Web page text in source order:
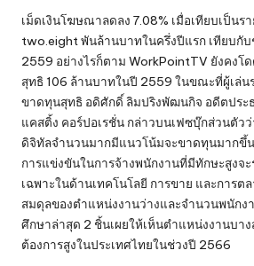
เม็ดเงินโฆษณาลดลง 7.08% เมื่อเทียบเป็นร
two.eight พันล้านบาทในครึ่งปีแรก เทียบกับ
2559 อย่างไรก็ตาม WorkPointTV ยังคงโ
สุทธิ 106 ล้านบาทในปี 2559 ในขณะที่ผู้เล่
ขาดทุนสุทธิ อดิศักดิ์ ลิมปริงพัฒนกิจ อดีตประ
แคสติ้ง คอร์ปอเรชั่น กล่าวบนเฟซบุ๊กส่วนตัว
ดิจิทัลจำนวนมากมีแนวโน้มจะขาดทุนมากขึ้
การแข่งขันในการจ้างพนักงานที่มีทักษะสูงจ
เฉพาะในด้านเทคโนโลยี การขาย และการต
สมดุลของตำแหน่งงานว่างและจำนวนพนักง
ศึกษาล่าสุด 2 ชิ้นเผยให้เห็นตำแหน่งงานบา
ต้องการสูงในประเทศไทยในช่วงปี 2566